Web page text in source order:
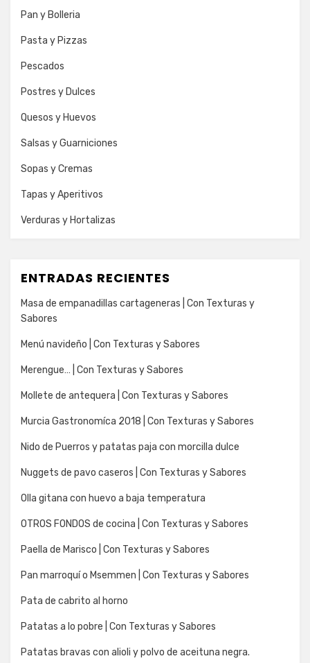
Pan y Bolleria
Pasta y Pizzas
Pescados
Postres y Dulces
Quesos y Huevos
Salsas y Guarniciones
Sopas y Cremas
Tapas y Aperitivos
Verduras y Hortalizas
ENTRADAS RECIENTES
Masa de empanadillas cartageneras | Con Texturas y
Sabores
Menú navideño | Con Texturas y Sabores
Merengue… | Con Texturas y Sabores
Mollete de antequera | Con Texturas y Sabores
Murcia Gastronomíca 2018 | Con Texturas y Sabores
Nido de Puerros y patatas paja con morcilla dulce
Nuggets de pavo caseros | Con Texturas y Sabores
Olla gitana con huevo a baja temperatura
OTROS FONDOS de cocina | Con Texturas y Sabores
Paella de Marisco | Con Texturas y Sabores
Pan marroquí o Msemmen | Con Texturas y Sabores
Pata de cabrito al horno
Patatas a lo pobre | Con Texturas y Sabores
Patatas bravas con alioli y polvo de aceituna negra.